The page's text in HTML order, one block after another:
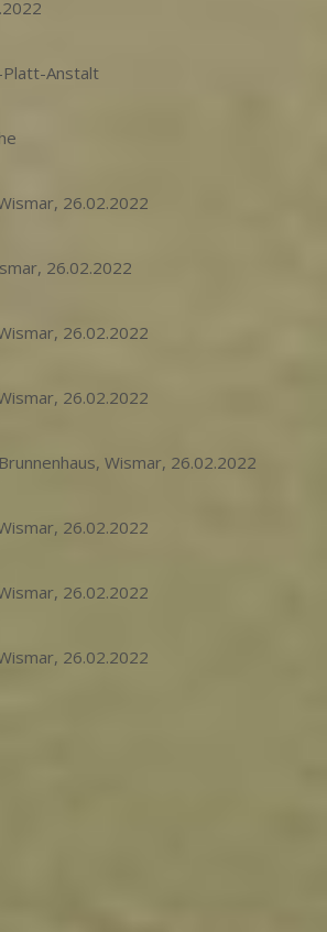
Platt-Anstalt
26.02.2022
26.02.2022
26.02.2022
26.02.2022
Wismar, 26.02.2022
26.02.2022
26.02.2022
26.02.2022